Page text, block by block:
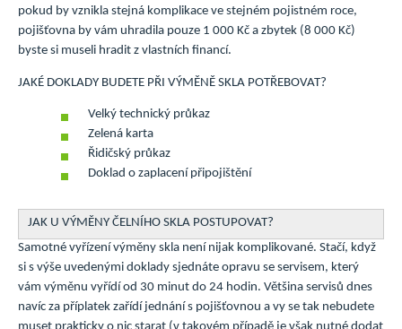
pokud by vznikla stejná komplikace ve stejném pojistném roce,
pojišťovna by vám uhradila pouze 1 000 Kč a zbytek (8 000 Kč)
byste si museli hradit z vlastních financí.
JAKÉ DOKLADY BUDETE PŘI VÝMĚNĚ SKLA POTŘEBOVAT?
Velký technický průkaz
Zelená karta
Řidičský průkaz
Doklad o zaplacení připojištění
JAK U VÝMĚNY ČELNÍHO SKLA POSTUPOVAT?
Samotné vyřízení výměny skla není nijak komplikované. Stačí, když
si s výše uvedenými doklady sjednáte opravu se servisem, který
vám výměnu vyřídí od 30 minut do 24 hodin. Většina servisů dnes
navíc za příplatek zařídí jednání s pojišťovnou a vy se tak nebudete